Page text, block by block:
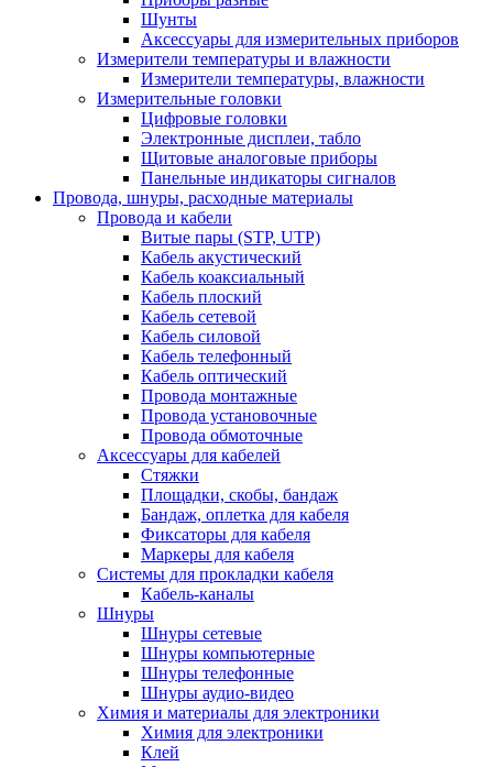
Шунты
Аксессуары для измерительных приборов
Измерители температуры и влажности
Измерители температуры, влажности
Измерительные головки
Цифровые головки
Электронные дисплеи, табло
Щитовые аналоговые приборы
Панельные индикаторы сигналов
Провода, шнуры, расходные материалы
Провода и кабели
Витые пары (STP, UTP)
Кабель акустический
Кабель коаксиальный
Кабель плоский
Кабель сетевой
Кабель силовой
Кабель телефонный
Кабель оптический
Провода монтажные
Провода установочные
Провода обмоточные
Аксессуары для кабелей
Стяжки
Площадки, скобы, бандаж
Бандаж, оплетка для кабеля
Фиксаторы для кабеля
Маркеры для кабеля
Системы для прокладки кабеля
Кабель-каналы
Шнуры
Шнуры сетевые
Шнуры компьютерные
Шнуры телефонные
Шнуры аудио-видео
Химия и материалы для электроники
Химия для электроники
Клей